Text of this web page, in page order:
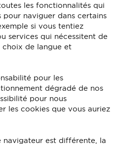
les fonctionnalités qui
pour naviguer dans certains
si vous tentiez
services qui nécessitent de
de langue et
pour les
dégradé de nos
pour nous
les cookies que vous auriez
est différente, la